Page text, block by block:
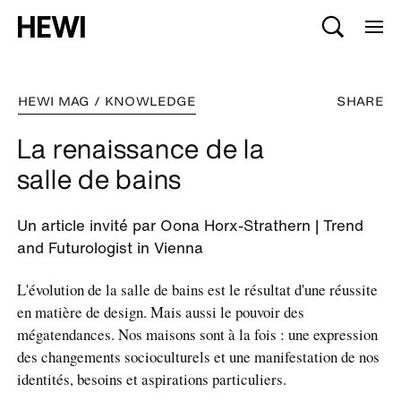
SHARE
HEWI MAG / KNOWLEDGE
La renaissance de la
salle de bains
Un article invité par Oona Horx-Strathern | Trend
and Futurologist in Vienna
L'évolution de la salle de bains est le résultat d'une réussite
en matière de design. Mais aussi le pouvoir des
mégatendances. Nos maisons sont à la fois : une expression
des changements socioculturels et une manifestation de nos
identités, besoins et aspirations particuliers.